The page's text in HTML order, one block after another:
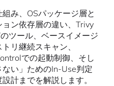
み、OSパッケージ層と
ョン依存層の違い、Trivy
ツール、ベースイメージ
リ継続スキャン、
での起動制御、そし
ない」ためのIn-Use判定
計までを解説します。